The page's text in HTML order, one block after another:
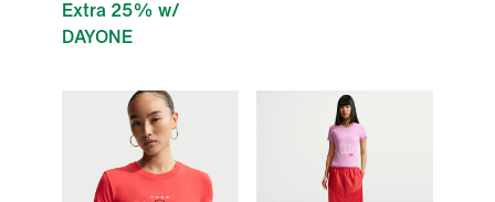
Extra 25% w/
DAYONE